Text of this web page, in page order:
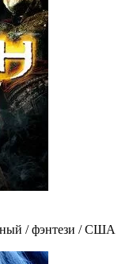
/ фэнтези / США